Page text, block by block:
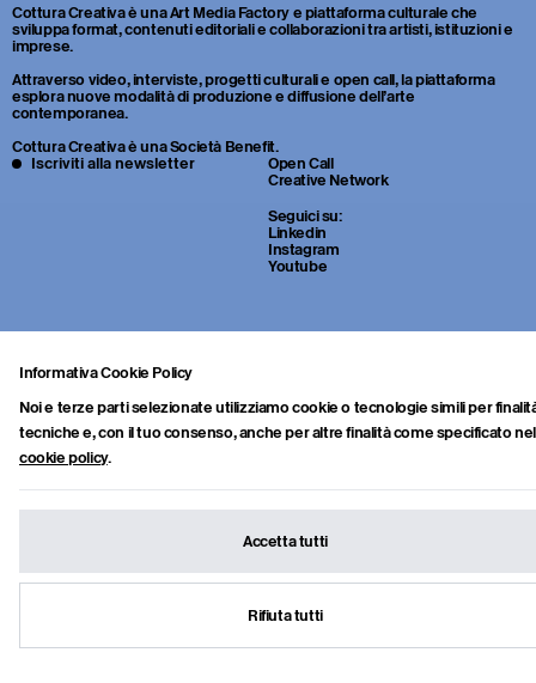
Informativa Cookie Policy
Noi e terze parti selezionate utilizziamo cookie o tecnologie simili per
tecniche e, con il tuo consenso, anche per altre finalità come specificato
cookie policy.
Accetta tutti
Rifiuta tutti
Cottura Creativa è una Art Media Factory e piattaforma culturale che
sviluppa format, contenuti editoriali e collaborazioni tra artisti, istituzioni e
imprese.
Attraverso video, interviste, progetti culturali e open call, la piattaforma
esplora nuove modalità di produzione e diffusione dell’arte
contemporanea.
Cottura Creativa è una Società Benefit.
portfolio, CV e una breve lettera di presentazione a:
info.collab@cotturacreativa.com
Open Call
Creative Network
Seguici su:
Linkedin
Instagram
Youtube
Iscriviti alla newsletter
Societa Benefit
info.collab@cotturacreativa.com
Via Cosimo del fante, 16
20122, Milano
© Cottura Creativa 2026 Privacy&Cookie policy